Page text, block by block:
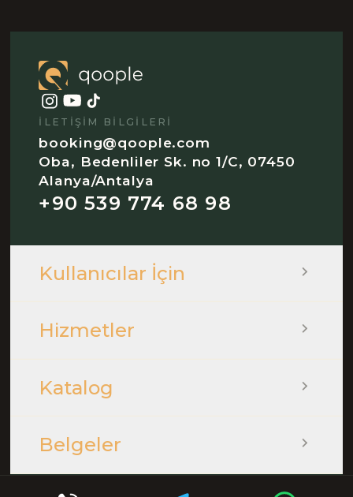
İLETIŞIM BILGILERI
booking@qoople.com
Oba, Bedenliler Sk. no 1/C, 07450
Alanya/Antalya
+90 539 774 68 98
Kullanıcılar İçin
Hizmetler
Katalog
Belgeler